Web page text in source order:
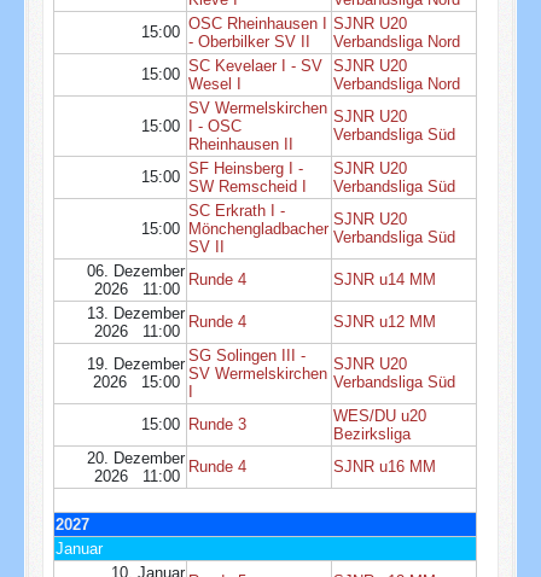
15:00 OSC Rheinhausen I
- Oberbilker SV II
SJNR U20
Verbandsliga Nord
15:00 SC Kevelaer I - SV
Wesel I
SJNR U20
Verbandsliga Nord
15:00
SV Wermelskirchen
I - OSC
Rheinhausen II
SJNR U20
Verbandsliga Süd
15:00 SF Heinsberg I -
SW Remscheid I
SJNR U20
Verbandsliga Süd
15:00
SC Erkrath I -
Mönchengladbacher
SV II
SJNR U20
Verbandsliga Süd
06. Dezember
2026 11:00
Runde 4
SJNR u14 MM
13. Dezember
2026 11:00
Runde 4 SJNR u12 MM
19. Dezember
2026 15:00
SG Solingen III -
SV Wermelskirchen
I
SJNR U20
Verbandsliga Süd
15:00 Runde 3
WES/DU u20
Bezirksliga
20. Dezember
2026 11:00
Runde 4 SJNR u16 MM
2027
Januar
10. Januar